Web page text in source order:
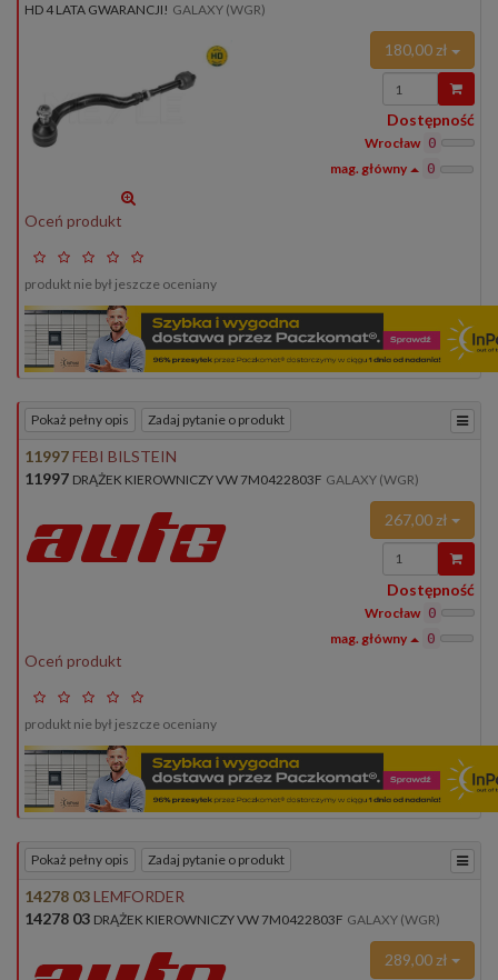
HD 4 LATA GWARANCJI! GALAXY (WGR)
180,00 zł
Wprowadź
ilość
Dostępność
Wrocław 0
0
Oceń produkt
produkt nie był jeszcze oceniany
Pokaż pełny opis Zadaj pytanie o produkt
11997 FEBI BILSTEIN
11997 DRĄŻEK KIEROWNICZY VW 7M0422803F GALAXY (WGR)
267,00 zł
Wprowadź
ilość
Dostępność
Wrocław 0
0
Oceń produkt
produkt nie był jeszcze oceniany
Pokaż pełny opis Zadaj pytanie o produkt
14278 03 LEMFORDER
14278 03 DRĄŻEK KIEROWNICZY VW 7M0422803F GALAXY (WGR)
289,00 zł